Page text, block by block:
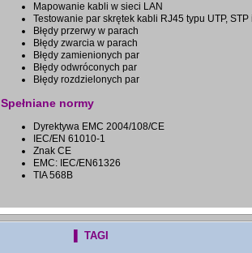
Mapowanie kabli w sieci LAN
Testowanie par skrętek kabli RJ45 typu UTP, STP
Błędy przerwy w parach
Błędy zwarcia w parach
Błędy zamienionych par
Błędy odwróconych par
Błędy rozdzielonych par
Spełniane normy
Dyrektywa EMC 2004/108/CE
IEC/EN 61010-1
Znak CE
EMC: IEC/EN61326
TIA 568B
▌ TAGI